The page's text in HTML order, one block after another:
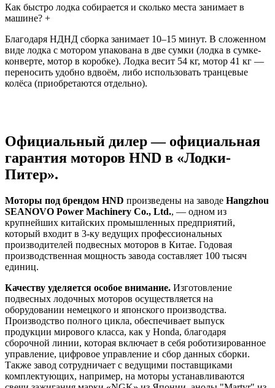
Как быстро лодка собирается и сколько места занимает в
машине? +
Благодаря НДНД сборка занимает 10–15 минут. В сложенном
виде лодка с мотором упакована в две сумки (лодка в сумке-
конверте, мотор в коробке). Лодка весит 54 кг, мотор 41 кг —
переносить удобно вдвоём, либо использовать транцевые
колёса (приобретаются отдельно).
Официальный дилер — официальная
гарантия моторов HND в «Лодки-
Питер».
Моторы под брендом HND произведены на заводе Hangzhou
SEANOVO Power Machinery Co., Ltd., — одном из
крупнейших китайских промышленных предприятий,
который входит в 3-ку ведущих профессиональных
производителей подвесных моторов в Китае. Годовая
производственная мощность завода составляет 100 тысяч
единиц.
Качеству уделяется особое внимание. Изготовление
подвесных лодочных моторов осуществляется на
оборудовании немецкого и японского производства.
Производство полного цикла, обеспечивает выпуск
продукции мирового класса, как у Honda, благодаря
сборочной линии, которая включает в себя роботизированное
управление, цифровое управление и сбор данных сборки.
Также завод сотрудничает с ведущими поставщиками
комплектующих, например, на моторы устанавливаются